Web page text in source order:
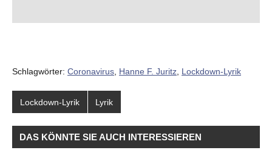
Schlagwörter: Coronavirus, Hanne F. Juritz, Lockdown-Lyrik
Lockdown-Lyrik Lyrik
DAS KÖNNTE SIE AUCH INTERESSIEREN